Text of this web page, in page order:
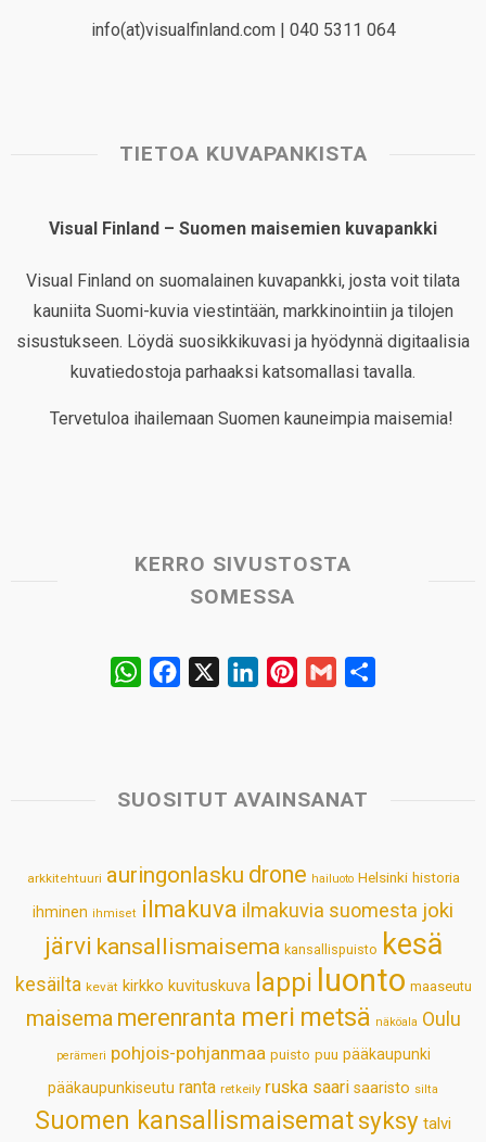
info(at)visualfinland.com | 040 5311 064
TIETOA KUVAPANKISTA
Visual Finland – Suomen maisemien kuvapankki
Visual Finland on suomalainen kuvapankki, josta voit tilata
kauniita Suomi-kuvia viestintään, markkinointiin ja tilojen
sisustukseen. Löydä suosikkikuvasi ja hyödynnä digitaalisia
kuvatiedostoja parhaaksi katsomallasi tavalla.
Tervetuloa ihailemaan Suomen kauneimpia maisemia!
KERRO SIVUSTOSTA
SOMESSA
W
s
p
b
k
e
n
e
s
t
l
SUOSITUT AVAINSANAT
arkkitehtuuri auringonlasku drone hailuoto Helsinki historia
ihminen ihmiset ilmakuva ilmakuvia suomesta joki
järvi kansallismaisema kansallispuisto kesä
kesäilta kevät kirkko kuvituskuva lappi luonto maaseutu
maisema merenranta meri metsä näköala Oulu
perämeri pohjois-pohjanmaa puisto puu pääkaupunki
pääkaupunkiseutu ranta retkeily ruska saari saaristo silta
Suomen kansallismaisematsyksy talvi